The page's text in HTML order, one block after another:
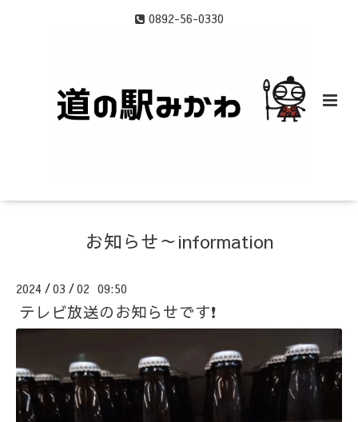
0892-56-0330
お知らせ～information
2024 /03 /02 09:50
テレビ放送のお知らせです❗